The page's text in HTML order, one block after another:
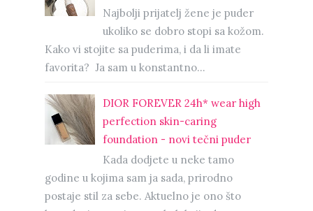
Najbolji prijatelj žene je puder
ukoliko se dobro stopi sa kožom.
Kako vi stojite sa puderima, i da li imate
favorita? Ja sam u konstantno...
DIOR FOREVER 24h* wear high
perfection skin-caring
foundation - novi tečni puder
Kada dodjete u neke tamo
godine u kojima sam ja sada, prirodno
postaje stil za sebe. Aktuelno je ono što